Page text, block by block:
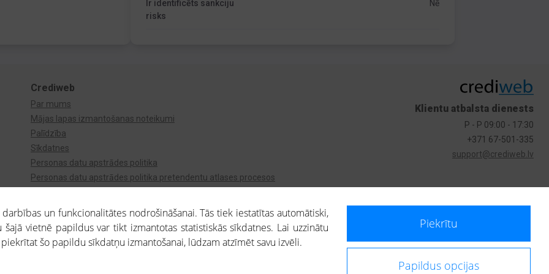
Ir identificēts sankciju
risks
Nē
Crediweb
Par mums
Mājas lapas izmantošanas noteikumi
Palīdzība
Sīkdatnes
Personas datu apstrādes politika
Personas datu apstrādes politika pretendentu atlases procesos
Klientu atbalsta dienests
P - P 09:00 - 17:30
+371 67-501-335
support@crediweb.lv
ietvaros saņemtajai informācijai ir uzziņas raksturs, un tai nav juridiska spēka. Portāla lietotājs, izmantojot portālā saņemto informāciju, ir atbildīgs par fizisko
un funkcionalitātes nodrošināšanai. Tās tiek iestatītas automātiski,
vietnē papildus var tikt izmantotas statistiskās sīkdatnes. Lai uzzinātu
piekrītat šo papildu sīkdatņu izmantošanai, lūdzam atzīmēt savu izvēli.
Piekrītu
Papildus opcijas